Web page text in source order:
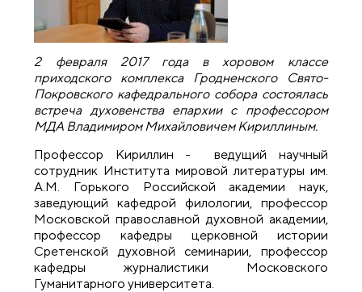
2 февраля 2017 года в хоровом классе
приходского комплекса Гродненского Свято-
Покровского кафедрального собора состоялась
встреча духовенства епархии с профессором
МДА Владимиром Михайловичем Кириллиным.
Профессор Кириллин - ведущий научный
сотрудник Института мировой литературы им.
А.М. Горького Российской академии наук,
заведующий кафедрой филологии, профессор
Московской православной духовной академии,
профессор кафедры церковной истории
Сретенской духовной семинарии, профессор
кафедры журналистики Московского
Гуманитарного университета.